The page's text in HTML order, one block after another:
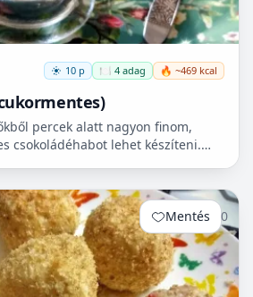
10 p 🍽️ 4 adag 🔥 ~469 kcal
percek alatt nagyon finom,
csokoládéhabot lehet készíteni.
Mentés 0